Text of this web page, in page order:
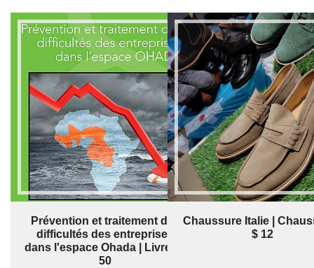
Prévention et traitement des
difficultés des entreprises
dans l'espace Ohada | Livre | $
50
Chaussure Italie |
$ 12